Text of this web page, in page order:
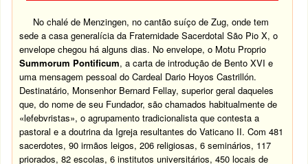
No chalé de Menzingen, no cantão suíço de Zug, onde tem
sede a casa generalícia da Fraternidade Sacerdotal São Pio X, o
envelope chegou há alguns dias. No envelope, o Motu Proprio
Summorum Pontificum, a carta de introdução de Bento XVI e
uma mensagem pessoal do Cardeal Dario Hoyos Castrillón.
Destinatário, Monsenhor Bernard Fellay, superior geral daqueles
que, do nome de seu Fundador, são chamados habitualmente de
«lefebvristas», o agrupamento tradicionalista que contesta a
pastoral e a doutrina da Igreja resultantes do Vaticano II. Com 481
sacerdotes, 90 irmãos leigos, 206 religiosas, 6 seminários, 117
priorados, 82 escolas, 6 institutos universitários, 450 locais de